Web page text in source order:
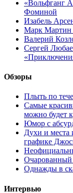
«Вольфганг
Фоминой
Изабель
Марк Мартин
Валерий
Сергей
Обзоры
Плыть по
Самые
можно будет
Юмор с
Духи и места
графике
Очарованный
Однажды в
Интервью